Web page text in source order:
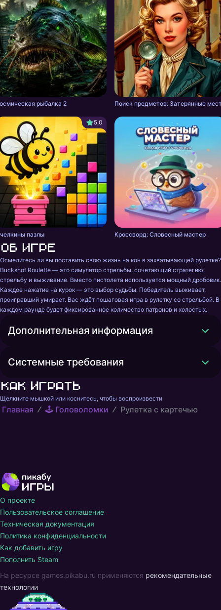
рыбалка 2 Поиск предметов: Затерянные
5,0
пазлы Кроссворд: Словесный мастер
Об игре
Осмелитесь ли вы поставить свою жизнь на кон в захватывающей рулетке?
Buckshot Roulette — это симулятор стрельбы, сочетающий стратегию,
стрельбу и выживание. Вместо пистолета используется мощный дробовик.
Каждое нажатие на курок — это выбор судьбы. Победитель выживает,
проигравший умирает. Вас ждёт пошаговая игра в рулетку со стрельбой. В
каждом раунде будет фиксированное количество патронов и холостых.
Дополнительная информация
Системные требования
Как играть
Щелкните мышкой или коснитесь, чтобы воспроизвести
Главная 🕹️ Головоломки Рулетка с картечью
О проекте
Пользовательское соглашение
Техническая документация
Политика конфиденциальности
Как добавить игру
Пополнить Steam
На ресурсе games.pikabu.ru применяются рекомендательные
технологии